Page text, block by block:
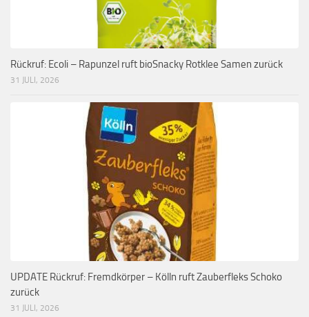
Rückruf: Ecoli – Rapunzel ruft bioSnacky Rotklee Samen zurück
31 JULI, 2026
UPDATE Rückruf: Fremdkörper – Kölln ruft Zauberfleks Schoko
zurück
31 JULI, 2026